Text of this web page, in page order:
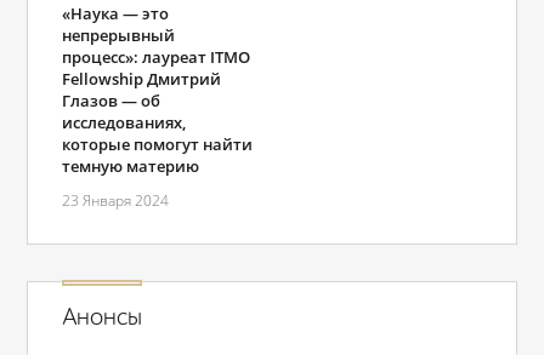
«Наука — это
непрерывный
процесс»: лауреат ITMO
Fellowship Дмитрий
Глазов — об
исследованиях,
которые помогут найти
темную материю
23 Января 2024
Анонсы